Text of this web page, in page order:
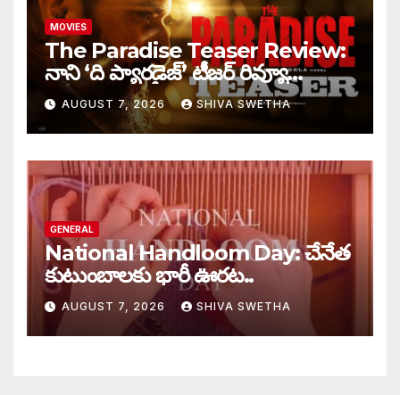
MOVIES
The Paradise Teaser Review:
నాని ‘ది ప్యారడైజ్’ టీజర్ రివ్యూ…
AUGUST 7, 2026 SHIVA SWETHA
GENERAL
National Handloom Day: చేనేత
కుటుంబాలకు భారీ ఊరట..
AUGUST 7, 2026 SHIVA SWETHA